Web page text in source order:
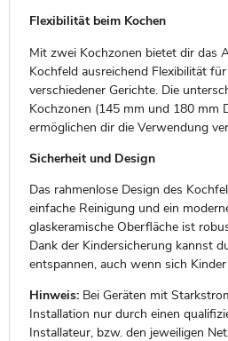
Flexibilität beim Kochen
Mit zwei Kochzonen bietet dir das
Kochfeld ausreichend Flexibilität
verschiedener Gerichte. Die
Kochzonen (145 mm und 180 mm
ermöglichen dir die Verwendung
Sicherheit und Design
Das rahmenlose Design des
einfache Reinigung und ein
glaskeramische Oberfläche ist
Dank der Kindersicherung kannst
entspannen, auch wenn sich
Hinweis:Bei Geräten mit
Installation nur durch einen
Installateur, bzw. den jeweiligen